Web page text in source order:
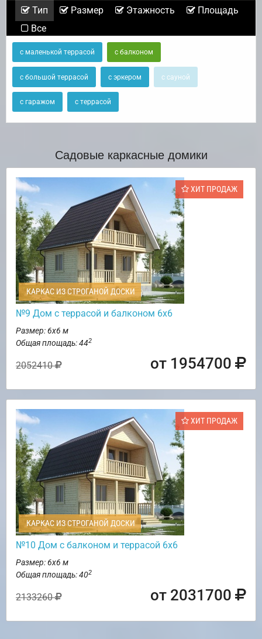
Тип Размер Этажность
Площадь
Все
с маленькой террасой с балконом
с большой террасой с эркером с сауной
с гаражом с террасой
Садовые каркасные домики
ХИТ ПРОДАЖ
КАРКАС ИЗ СТРОГАНОЙ ДОСКИ
№9 Дом с террасой и балконом 6х6
Размер: 6х6 м
Общая площадь: 442
2052410 от 1954700
ХИТ ПРОДАЖ
КАРКАС ИЗ СТРОГАНОЙ ДОСКИ
№10 Дом с балконом и террасой 6х6
Размер: 6х6 м
Общая площадь: 402
2133260 от 2031700